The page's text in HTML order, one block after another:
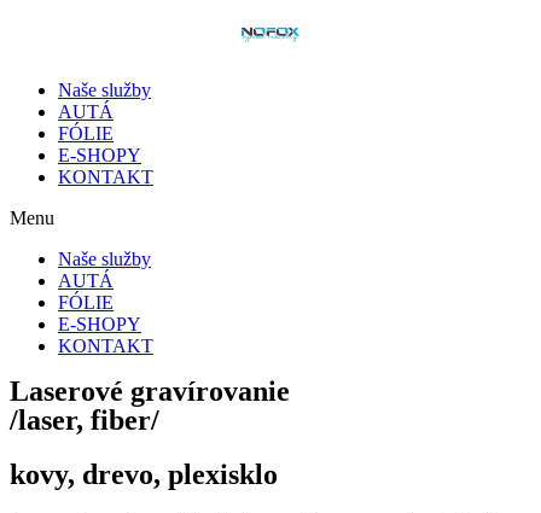
Naše služby
AUTÁ
FÓLIE
E-SHOPY
KONTAKT
Menu
Naše služby
AUTÁ
FÓLIE
E-SHOPY
KONTAKT
Laserové gravírovanie
/laser, fiber/
kovy, drevo, plexisklo